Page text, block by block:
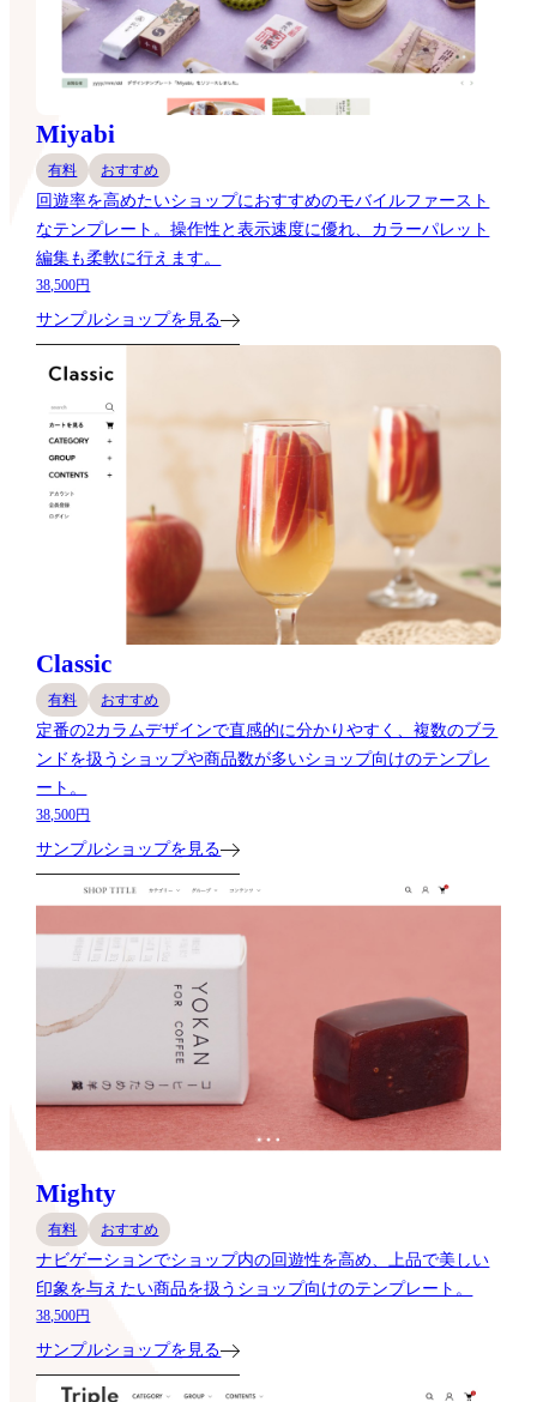
Miyabi
有料 おすすめ
回遊率を高めたいショップにおすすめのモバイルファースト
なテンプレート。操作性と表示速度に優れ、カラーパレット
編集も柔軟に行えます。
38,500円
サンプルショップを見る
Classic
有料 おすすめ
定番の2カラムデザインで直感的に分かりやすく、複数のブラ
ンドを扱うショップや商品数が多いショップ向けのテンプレ
ート。
38,500円
サンプルショップを見る
Mighty
有料 おすすめ
ナビゲーションでショップ内の回遊性を高め、上品で美しい
印象を与えたい商品を扱うショップ向けのテンプレート。
38,500円
サンプルショップを見る